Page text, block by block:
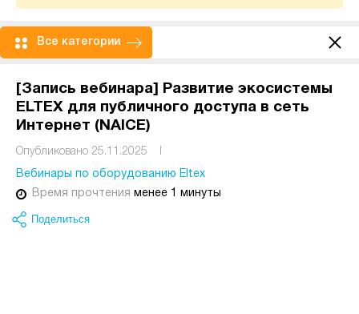
Все категории
[Запись вебинара] Развитие экосистемы
ELTEX для публичного доступа в сеть
Интернет (NAICE)
Опубликовано 25.11.2025
Вебинары по оборудованию Eltex
Время прочтения менее 1 минуты
Поделиться